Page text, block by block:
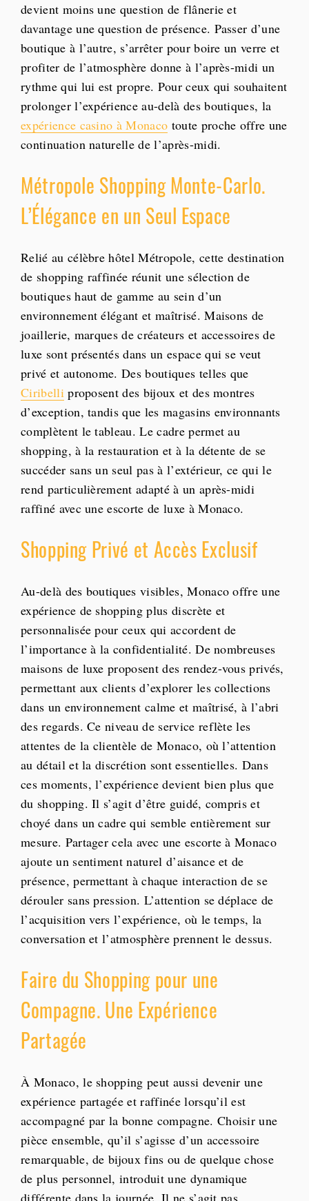
devient moins une question de flânerie et
davantage une question de présence. Passer d’une
boutique à l’autre, s’arrêter pour boire un verre et
profiter de l’atmosphère donne à l’après-midi un
rythme qui lui est propre. Pour ceux qui souhaitent
prolonger l’expérience au-delà des boutiques, la
expérience casino à Monaco toute proche offre une
continuation naturelle de l’après-midi.
Métropole Shopping Monte-Carlo.
L’Élégance en un Seul Espace
Relié au célèbre hôtel Métropole, cette destination
de shopping raffinée réunit une sélection de
boutiques haut de gamme au sein d’un
environnement élégant et maîtrisé. Maisons de
joaillerie, marques de créateurs et accessoires de
luxe sont présentés dans un espace qui se veut
privé et autonome. Des boutiques telles que
Ciribelliproposent des bijoux et des montres
d’exception, tandis que les magasins environnants
complètent le tableau. Le cadre permet au
shopping, à la restauration et à la détente de se
succéder sans un seul pas à l’extérieur, ce qui le
rend particulièrement adapté à un après-midi
raffiné avec une escorte de luxe à Monaco.
Shopping Privé et Accès Exclusif
Au-delà des boutiques visibles, Monaco offre une
expérience de shopping plus discrète et
personnalisée pour ceux qui accordent de
l’importance à la confidentialité. De nombreuses
maisons de luxe proposent des rendez-vous privés,
permettant aux clients d’explorer les collections
dans un environnement calme et maîtrisé, à l’abri
des regards. Ce niveau de service reflète les
attentes de la clientèle de Monaco, où l’attention
au détail et la discrétion sont essentielles. Dans
ces moments, l’expérience devient bien plus que
du shopping. Il s’agit d’être guidé, compris et
choyé dans un cadre qui semble entièrement sur
mesure. Partager cela avec une escorte à Monaco
ajoute un sentiment naturel d’aisance et de
présence, permettant à chaque interaction de se
dérouler sans pression. L’attention se déplace de
l’acquisition vers l’expérience, où le temps, la
conversation et l’atmosphère prennent le dessus.
Faire du Shopping pour une
Compagne. Une Expérience
Partagée
À Monaco, le shopping peut aussi devenir une
expérience partagée et raffinée lorsqu’il est
accompagné par la bonne compagne. Choisir une
pièce ensemble, qu’il s’agisse d’un accessoire
remarquable, de bijoux fins ou de quelque chose
de plus personnel, introduit une dynamique
différente dans la journée. Il ne s’agit pas